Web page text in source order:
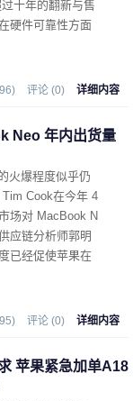
十年的翻新与售
硬件可靠性方面
评论 (0) 详细内容
Neo 年内出货量
火爆程度似乎仍
Tim Cook在今年 4
场对 MacBook N
应链分析师郭明
已经促使苹果在
评论 (0) 详细内容
苹果紧急加单A18